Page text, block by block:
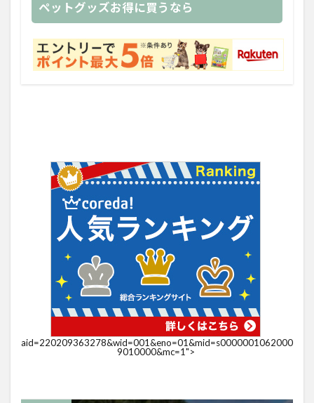
ペットグッズお得に買うなら
aid=220209363278&wid=001&eno=01&mid=s0000001062000
9010000&mc=1">